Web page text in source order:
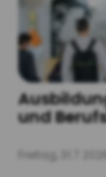
und
Freitag, 31.7.2026